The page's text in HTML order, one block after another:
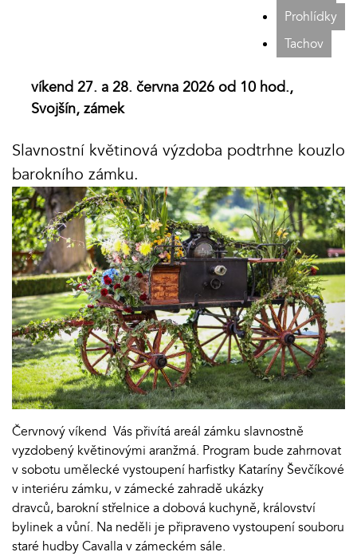
Prohlídky
Tachov
víkend 27. a 28. června 2026 od 10 hod.,
Svojšín, zámek
Slavnostní květinová výzdoba podtrhne kouzlo
barokního zámku.
Červnový víkend Vás přivítá areál zámku slavnostně
vyzdobený květinovými aranžmá. Program bude zahrnovat
v sobotu umělecké vystoupení harfistky Kataríny Ševčíkové
v interiéru zámku, v zámecké zahradě ukázky
dravců, barokní střelnice a dobová kuchyně, království
bylinek a vůní. Na neděli je připraveno vystoupení souboru
staré hudby Cavalla v zámeckém sále.